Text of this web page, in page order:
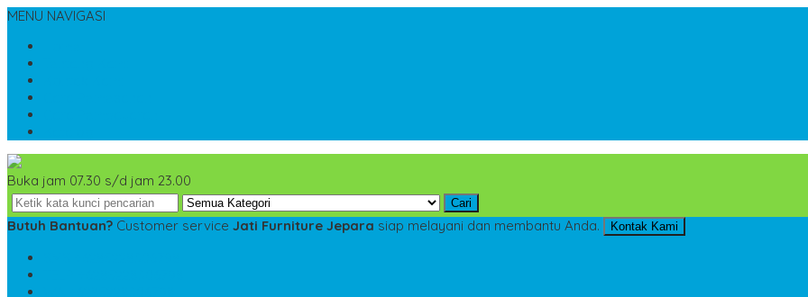
MENU NAVIGASI
Buka jam 07.30 s/d jam 23.00
Cari
Butuh Bantuan? Customer service Jati Furniture Jepara siap melayani dan membantu Anda. Kontak Kami